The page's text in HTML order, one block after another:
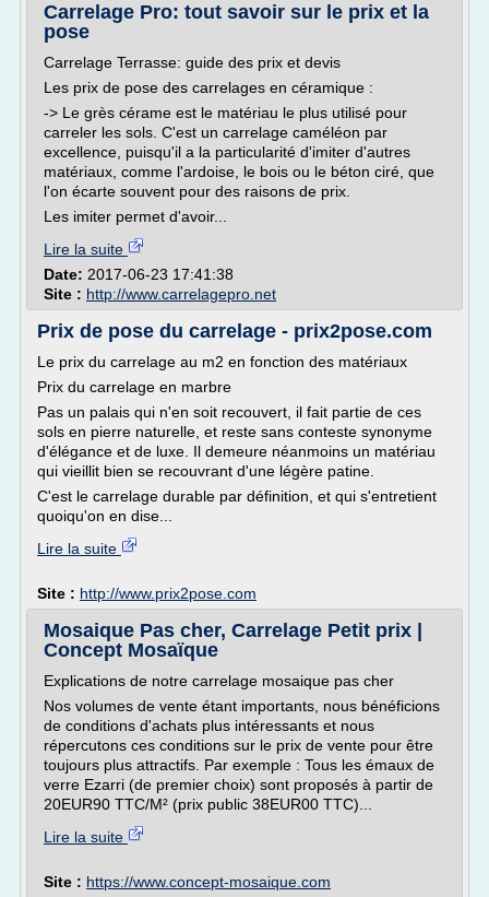
Carrelage Pro: tout savoir sur le prix et la
pose
Carrelage Terrasse: guide des prix et devis
Les prix de pose des carrelages en céramique :
-> Le grès cérame est le matériau le plus utilisé pour
carreler les sols. C'est un carrelage caméléon par
excellence, puisqu'il a la particularité d'imiter d'autres
matériaux, comme l'ardoise, le bois ou le béton ciré, que
l'on écarte souvent pour des raisons de prix.
Les imiter permet d'avoir...
Lire la suite
Date: 2017-06-23 17:41:38
Site : http://www.carrelagepro.net
Prix de pose du carrelage - prix2pose.com
Le prix du carrelage au m2 en fonction des matériaux
Prix du carrelage en marbre
Pas un palais qui n'en soit recouvert, il fait partie de ces
sols en pierre naturelle, et reste sans conteste synonyme
d'élégance et de luxe. Il demeure néanmoins un matériau
qui vieillit bien se recouvrant d'une légère patine.
C'est le carrelage durable par définition, et qui s'entretient
quoiqu'on en dise...
Lire la suite
Site : http://www.prix2pose.com
Mosaique Pas cher, Carrelage Petit prix |
Concept Mosaïque
Explications de notre carrelage mosaique pas cher
Nos volumes de vente étant importants, nous bénéficions
de conditions d'achats plus intéressants et nous
répercutons ces conditions sur le prix de vente pour être
toujours plus attractifs. Par exemple : Tous les émaux de
verre Ezarri (de premier choix) sont proposés à partir de
20EUR90 TTC/M² (prix public 38EUR00 TTC)...
Lire la suite
Site : https://www.concept-mosaique.com